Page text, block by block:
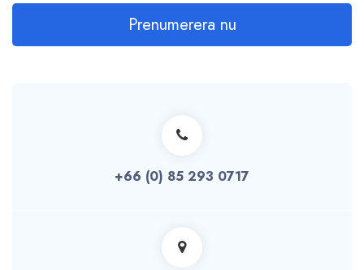
Prenumerera nu
+66 (0) 85 293 0717